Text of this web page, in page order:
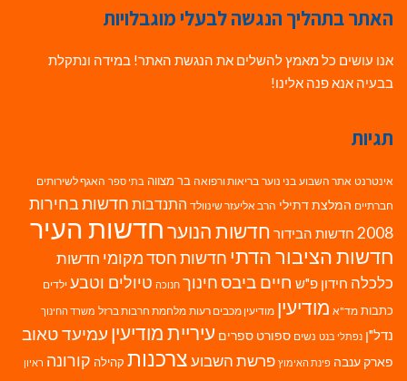
האתר בתהליך הנגשה לבעלי מוגבלויות
אנו עושים כל מאמץ להשלים את הנגשת האתר! במידה ונתקלת
בבעיה אנא פנה אלינו!
תגיות
אינטרנט אתר השבוע בני נוער בריאות ורפואה בר מצווה בתי ספר האגף לשירותים
חברתיים המלצת דתילי הרב אליעזר שינוולד התנדבות חדשות בחירות
2008 חדשות הבידור חדשות הנוערחדשות העיר
חדשות הציבור הדתי חדשות חסד מקומי חדשות
כלכלה חידון פ"ש חיים ביבסחינוך חנוכה טיולים וטבע ילדים
כתבות מד"א מודיעין מודיעין מכבים רעות מלחמת חרבות ברזל משרד החינוך
נדל"ן נפתלי בנט נשים ספורט ספרים עיריית מודיעין עמיעד טאוב
פארק ענבה פינת האימוץ פרשת השבועצרכנות קהילה קורונה ראיון